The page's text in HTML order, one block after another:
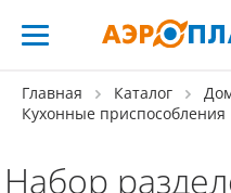
Главная Каталог
Кухонные приспособления
Набор